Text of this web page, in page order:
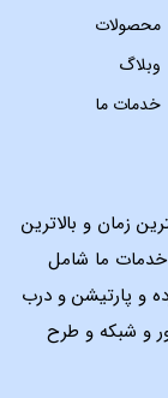
محصولات
وبلاگ
خدمات ما
زمان و بالاترین
خدمات ما شامل
و پارتیشن و درب
و شبکه و طرح